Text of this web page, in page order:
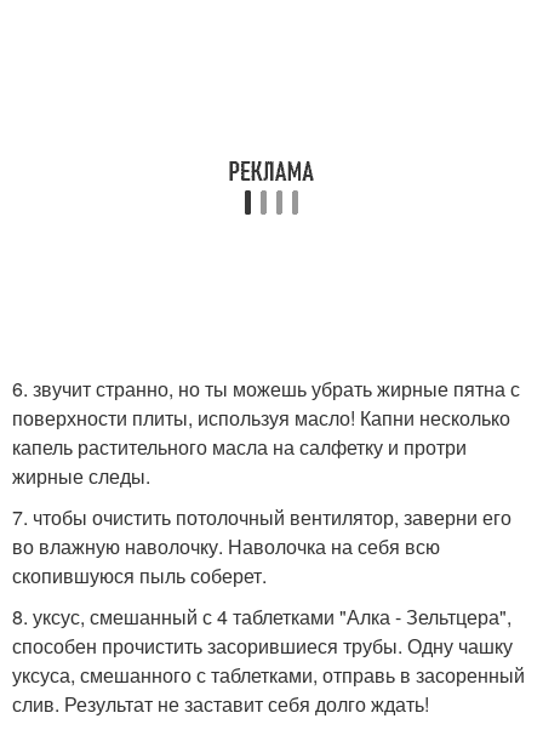
6. звучит странно, но ты можешь убрать жирные пятна с
поверхности плиты, используя масло! Капни несколько
капель растительного масла на салфетку и протри
жирные следы.
7. чтобы очистить потолочный вентилятор, заверни его
во влажную наволочку. Наволочка на себя всю
скопившуюся пыль соберет.
8. уксус, смешанный с 4 таблетками "Алка - Зельтцера",
способен прочистить засорившиеся трубы. Одну чашку
уксуса, смешанного с таблетками, отправь в засоренный
слив. Результат не заставит себя долго ждать!